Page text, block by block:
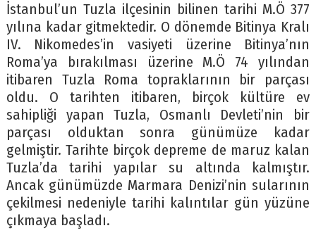
İstanbul’un Tuzla ilçesinin bilinen tarihi M.Ö 377
yılına kadar gitmektedir. O dönemde Bitinya Kralı
IV. Nikomedes’in vasiyeti üzerine Bitinya’nın
Roma’ya bırakılması üzerine M.Ö 74 yılından
itibaren Tuzla Roma topraklarının bir parçası
oldu. O tarihten itibaren, birçok kültüre ev
sahipliği yapan Tuzla, Osmanlı Devleti’nin bir
parçası olduktan sonra günümüze kadar
gelmiştir. Tarihte birçok depreme de maruz kalan
Tuzla’da tarihi yapılar su altında kalmıştır.
Ancak günümüzde Marmara Denizi’nin sularının
çekilmesi nedeniyle tarihi kalıntılar gün yüzüne
çıkmaya başladı.